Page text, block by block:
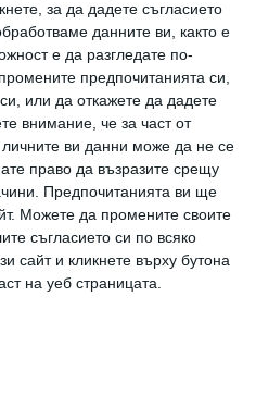
за да дадете съгласието
данните ви, както е
е да разгледате по-
предпочитанията си,
или да откажете да дадете
внимание, че за част от
ви данни може да не се
право да възразите срещу
Предпочитанията ви ще
Можете да промените своите
съгласието си по всяко
сайт и кликнете върху бутона
на уеб страницата.
И не е
струва много скъпо –
много игри,
не съсипват
се, това не във
– ако детето е
месеци
на открито става
невъзможно. Така